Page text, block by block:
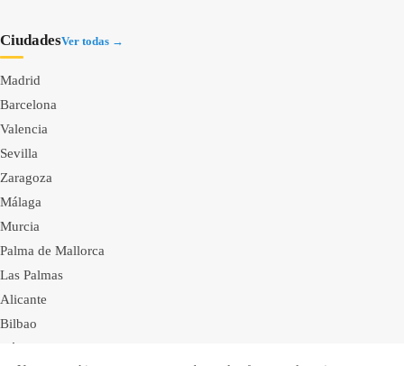
CiudadesVer todas →
Madrid
Barcelona
Valencia
Sevilla
Zaragoza
Málaga
Murcia
Palma de Mallorca
Las Palmas
Alicante
Bilbao
Córdoba